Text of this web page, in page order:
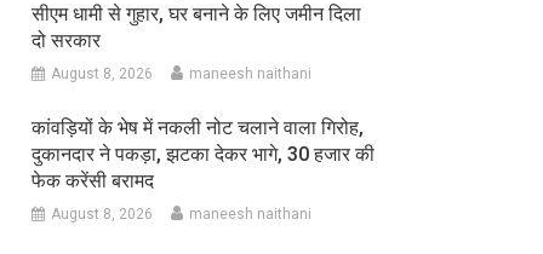
सीएम धामी से गुहार, घर बनाने के लिए जमीन दिला
दो सरकार
August 8, 2026 maneesh naithani
कांवड़ियों के भेष में नकली नोट चलाने वाला गिरोह,
दुकानदार ने पकड़ा, झटका देकर भागे, 30 हजार की
फेक करेंसी बरामद
August 8, 2026 maneesh naithani